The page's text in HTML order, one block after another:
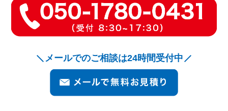
メールでのご相談は24時間受付中